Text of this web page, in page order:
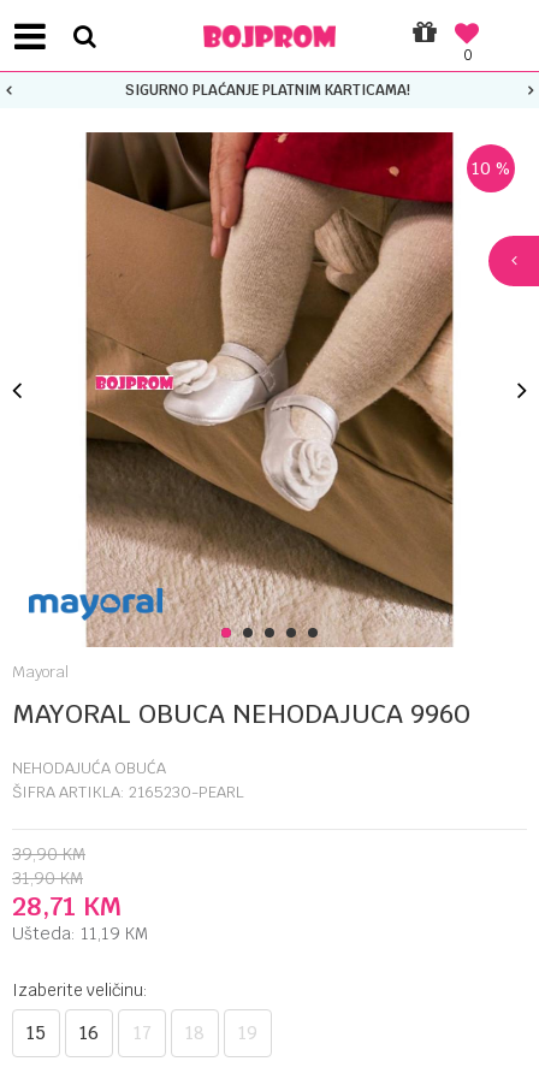
0
SIGURNO PLAĆANJE PLATNIM KARTICAMA!
1 2 3 4 5
10 %
Mayoral
MAYORAL OBUCA NEHODAJUCA 9960
NEHODAJUĆA OBUĆA
ŠIFRA ARTIKLA: 2165230-PEARL
39,90 KM
31,90 KM
28,71 KM
Ušteda: 11,19 KM
Izaberite veličinu:
15 16 17 18 19